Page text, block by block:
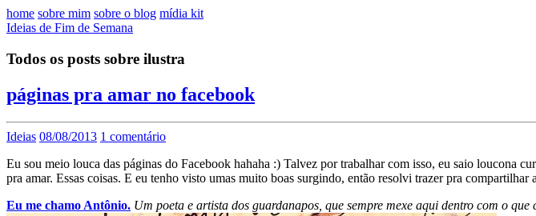
home sobre mim sobre o blog mídia kit
Ideias de Fim de Semana
Todos os posts sobre ilustra
páginas pra amar no facebook
Ideias 08/08/2013 1 comentário
Eu sou meio louca das páginas do Facebook hahaha :) Talvez por trabalhar com isso, eu saio loucona
pra amar. Essas coisas. E eu tenho visto umas muito boas surgindo, então resolvi trazer pra compartilhar
Eu me chamo Antônio. Um poeta e artista dos guardanapos, que sempre mexe aqui dentro com o